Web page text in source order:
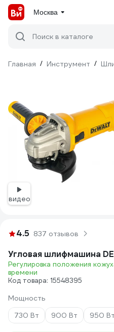
Москва
Поиск в каталоге
Главная / Инструмент /
видео
4.5 837 отзывов
Угловая шлифмашина
Регулировка положения
времени
Код товара: 15548395
Мощность
730 Вт
900 Вт 950 Вт